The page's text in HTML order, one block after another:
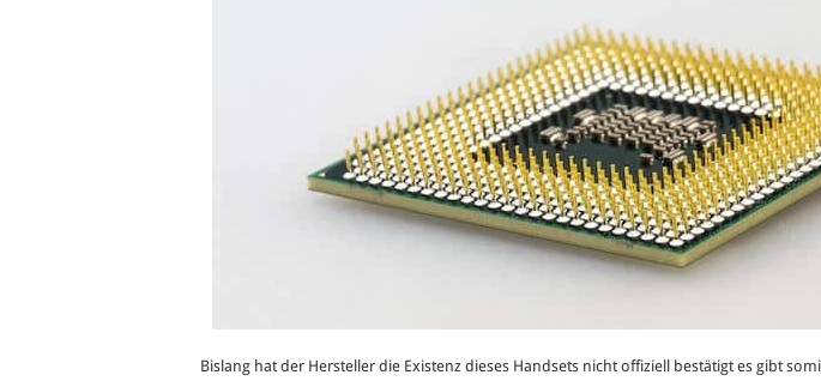
Bislang hat der Hersteller die Existenz dieses Handsets nicht offiziell bestätigt es gibt